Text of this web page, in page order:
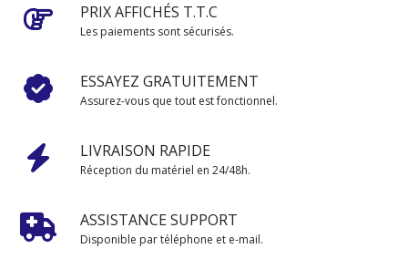
PRIX AFFICHÉS T.T.C
Les paiements sont sécurisés.
ESSAYEZ GRATUITEMENT
Assurez-vous que tout est fonctionnel.
LIVRAISON RAPIDE
Réception du matériel en 24/48h.
ASSISTANCE SUPPORT
Disponible par téléphone et e-mail.